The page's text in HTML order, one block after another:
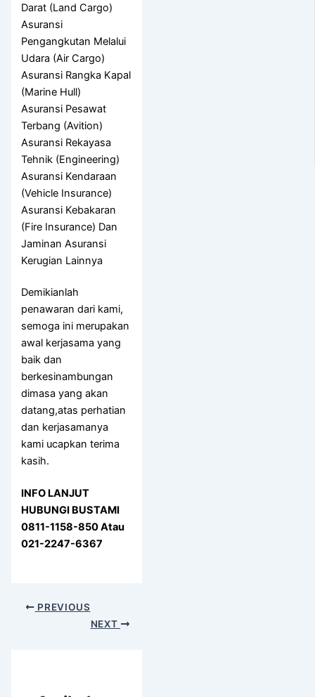
Darat (Land Cargo)
Asuransi
Pengangkutan Melalui
Udara (Air Cargo)
Asuransi Rangka Kapal
(Marine Hull)
Asuransi Pesawat
Terbang (Avition)
Asuransi Rekayasa
Tehnik (Engineering)
Asuransi Kendaraan
(Vehicle Insurance)
Asuransi Kebakaran
(Fire Insurance) Dan
Jaminan Asuransi
Kerugian Lainnya
Demikianlah
penawaran dari kami,
semoga ini merupakan
awal kerjasama yang
baik dan
berkesinambungan
dimasa yang akan
datang,atas perhatian
dan kerjasamanya
kami ucapkan terima
kasih.
INFO LANJUT
HUBUNGI BUSTAMI
0811-1158-850 Atau
021-2247-6367
PREVIOUS
NEXT